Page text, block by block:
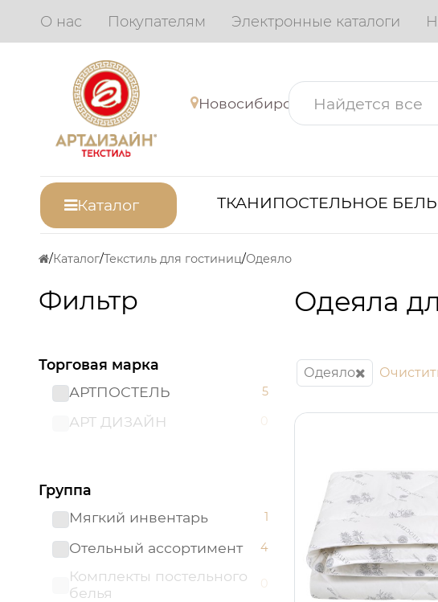
О нас Покупателям Электронные каталоги
Новосибирск
Каталог ТКАНИПОСТЕЛЬНОЕ
Каталог Текстиль для гостиниц Одеяло
Фильтр
Торговая марка
АРТПОСТЕЛЬ
5
АРТ ДИЗАЙН 0
Группа
Мягкий инвентарь
1
Отельный ассортимент 4
Комплекты постельного
белья
0
Одеяла
Одеяло